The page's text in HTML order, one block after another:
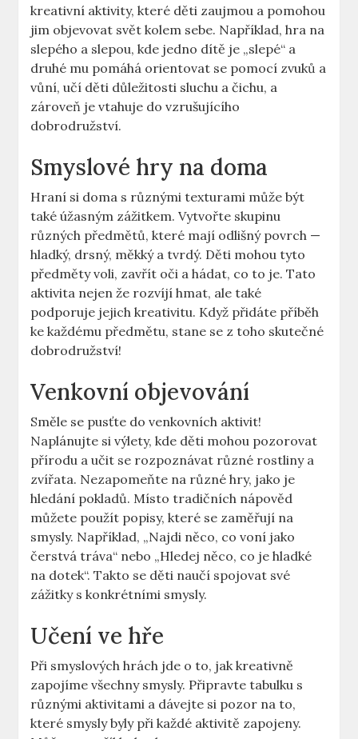
kreativní ⁣aktivity, které děti zaujmou a⁢ pomohou⁢
jim objevovat svět kolem⁣ sebe. Například, hra na‍
slepého a slepou, kde jedno ‍dítě je „slepé“ a
druhé​ mu ⁣pomáhá orientovat se‌ pomocí zvuků a
vůní, učí děti důležitosti sluchu​ a čichu, a⁢
zároveň ‌je vtahuje‌ do vzrušujícího
dobrodružství.
Smyslové hry ‌na doma
Hraní si doma s různými texturami může být
také úžasným zážitkem. ⁣Vytvořte skupinu
různých předmětů, které mají odlišný ‍povrch —⁤
hladký, drsný, měkký a ⁣tvrdý. Děti mohou tyto
předměty voli, ‍zavřít oči a hádat, co⁣ to⁤ je. Tato
aktivita⁢ nejen že ​rozvíjí hmat, ale také
podporuje jejich ⁣kreativitu. Když přidáte příběh
ke každému předmětu, ‍stane se ​z toho skutečné
‍dobrodružství!
Venkovní objevování
Směle se pusťte do venkovních aktivit!
Naplánujte si ⁤výlety,​ kde ‌děti mohou‍ pozorovat
přírodu a učit ​se rozpoznávat ⁤různé ​rostliny a
zvířata. Nezapomeňte na různé hry, jako ‍je
hledání pokladů. Místo tradičních nápověd
můžete použít popisy, které se zaměřují na
smysly. Například, „Najdi něco, co voní jako
čerstvá tráva“⁢ nebo ​„Hledej něco, co ‌je ⁤hladké
‌na dotek“. Takto se děti naučí‌ spojovat své⁢
zážitky s konkrétními smysly.
Učení ve hře
Při⁢ smyslových hrách jde o to, jak kreativně⁣
zapojíme všechny smysly. ‍Připravte tabulku s ​
různými aktivitami a dávejte ‍si ⁤pozor na to,
‌které ‌smysly byly při‌ každé​ aktivitě zapojeny.⁤